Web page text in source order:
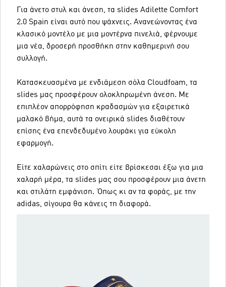
Για άνετο στυλ και άνεση, τα slides Adilette Comfort
2.0 Spain είναι αυτό που ψάχνεις. Ανανεώνοντας ένα
κλασικό μοντέλο με μια μοντέρνα πινελιά, φέρνουμε
μια νέα, δροσερή προσθήκη στην καθημερινή σου
συλλογή.
Κατασκευασμένα με ενδιάμεση σόλα Cloudfoam, τα
slides μας προσφέρουν ολοκληρωμένη άνεση. Με
επιπλέον απορρόφηση κραδασμών για εξαιρετικά
μαλακό βήμα, αυτά τα ονειρικά slides διαθέτουν
επίσης ένα επενδεδυμένο λουράκι για εύκολη
εφαρμογή.
Είτε χαλαρώνεις στο σπίτι είτε βρίσκεσαι έξω για μια
χαλαρή μέρα, τα slides μας σου προσφέρουν μια άνετη
και στιλάτη εμφάνιση. Όπως κι αν τα φοράς, με την
adidas, σίγουρα θα κάνεις τη διαφορά.